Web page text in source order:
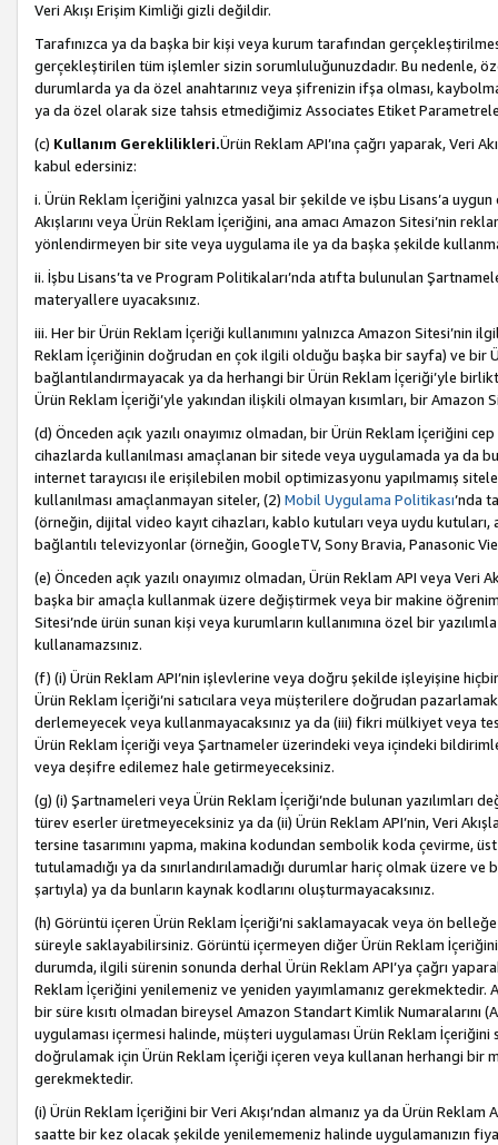
Veri Akışı Erişim Kimliği gizli değildir.
Tarafınızca ya da başka bir kişi veya kurum tarafından
gerçekleştirilen tüm işlemler sizin sorumluluğunuzdadır. Bu nedenle,
durumlarda ya da özel anahtarınız veya şifrenizin ifşa olması,
ya da özel olarak size tahsis etmediğimiz Associates Etiket
(c) Kullanım Gereklilikleri.Ürün Reklam API’ına çağrı yaparak, Veri
kabul edersiniz:
i. Ürün Reklam İçeriğini yalnızca yasal bir şekilde ve işbu Lisans’a uygun
Akışlarını veya Ürün Reklam İçeriğini, ana amacı Amazon Sitesi’nin
yönlendirmeyen bir site veya uygulama ile ya da başka şekilde
ii. İşbu Lisans’ta ve Program Politikaları’nda atıfta bulunulan
materyallere uyacaksınız.
iii. Her bir Ürün Reklam İçeriği kullanımını yalnızca Amazon
Reklam İçeriğinin doğrudan en çok ilgili olduğu başka bir sayfa) ve bir
bağlantılandırmayacak ya da herhangi bir Ürün Reklam İçeriği’yle
Ürün Reklam İçeriği’yle yakından ilişkili olmayan kısımları, bir Amazon
(d) Önceden açık yazılı onayımız olmadan, bir Ürün Reklam İçeriğini
cihazlarda kullanılması amaçlanan bir sitede veya uygulamada ya da
internet tarayıcısı ile erişilebilen mobil optimizasyonu yapılmamış
kullanılması amaçlanmayan siteler, (2) Mobil Uygulama Politikası’nda
(örneğin, dijital video kayıt cihazları, kablo kutuları veya uydu kutuları,
bağlantılı televizyonlar (örneğin, GoogleTV, Sony Bravia, Panasonic
(e) Önceden açık yazılı onayımız olmadan, Ürün Reklam API veya
başka bir amaçla kullanmak üzere değiştirmek veya bir makine
Sitesi’nde ürün sunan kişi veya kurumların kullanımına özel bir
kullanamazsınız.
(f) (i) Ürün Reklam API’nin işlevlerine veya doğru şekilde işleyişine
Ürün Reklam İçeriği’ni satıcılara veya müşterilere doğrudan
derlemeyecek veya kullanmayacaksınız ya da (iii) fikri mülkiyet veya
Ürün Reklam İçeriği veya Şartnameler üzerindeki veya içindeki
veya deşifre edilemez hale getirmeyeceksiniz.
(g) (i) Şartnameleri veya Ürün Reklam İçeriği’nde bulunan
türev eserler üretmeyeceksiniz ya da (ii) Ürün Reklam API’nin, Veri
tersine tasarımını yapma, makina kodundan sembolik koda çevirme,
tutulamadığı ya da sınırlandırılamadığı durumlar hariç olmak üzere
şartıyla) ya da bunların kaynak kodlarını oluşturmayacaksınız.
(h) Görüntü içeren Ürün Reklam İçeriği’ni saklamayacak veya ön
süreyle saklayabilirsiniz. Görüntü içermeyen diğer Ürün Reklam
durumda, ilgili sürenin sonunda derhal Ürün Reklam API’ya çağrı
Reklam İçeriğini yenilemeniz ve yeniden yayımlamanız gerekmektedir.
bir süre kısıtı olmadan bireysel Amazon Standart Kimlik Numaralarını
uygulaması içermesi halinde, müşteri uygulaması Ürün Reklam
doğrulamak için Ürün Reklam İçeriği içeren veya kullanan herhangi bir
gerekmektedir.
(i) Ürün Reklam İçeriğini bir Veri Akışı’ndan almanız ya da Ürün
saatte bir kez olacak şekilde yenilememeniz halinde uygulamanızın